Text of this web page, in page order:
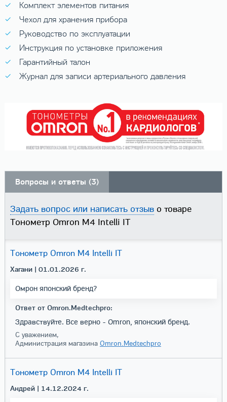
Комплект элементов питания
Чехол для хранения прибора
Руководство по эксплуатации
Инструкция по установке приложения
Гарантийный талон
Журнал для записи артериального давления
Вопросы и ответы (3)
Задать вопрос или написать отзыво товаре
Тонометр Omron M4 Intelli IT
Тонометр Omron M4 Intelli IT
Хагани| 01.01.2026 г.
Омрон японский бренд?
Ответ от Omron.Medtechpro:
Здравствуйте. Все верно - Omron, японский бренд.
С уважением,
Администрация магазина Omron.Medtechpro
Тонометр Omron M4 Intelli IT
Андрей| 14.12.2024 г.